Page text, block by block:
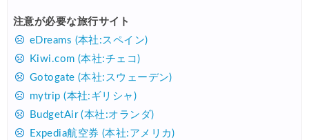
注意が必要な旅行サイト
eDreams (本社:スペイン)
Kiwi.com (本社:チェコ)
Gotogate (本社:スウェーデン)
mytrip (本社:ギリシャ)
BudgetAir (本社:オランダ)
Expedia航空券 (本社:アメリカ)